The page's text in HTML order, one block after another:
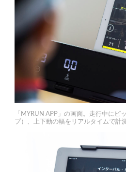
「MYRUN APP」の画面。走行中にピ
プ）、上下動の幅をリアルタイムで計